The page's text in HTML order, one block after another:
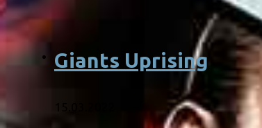
Giants Uprising